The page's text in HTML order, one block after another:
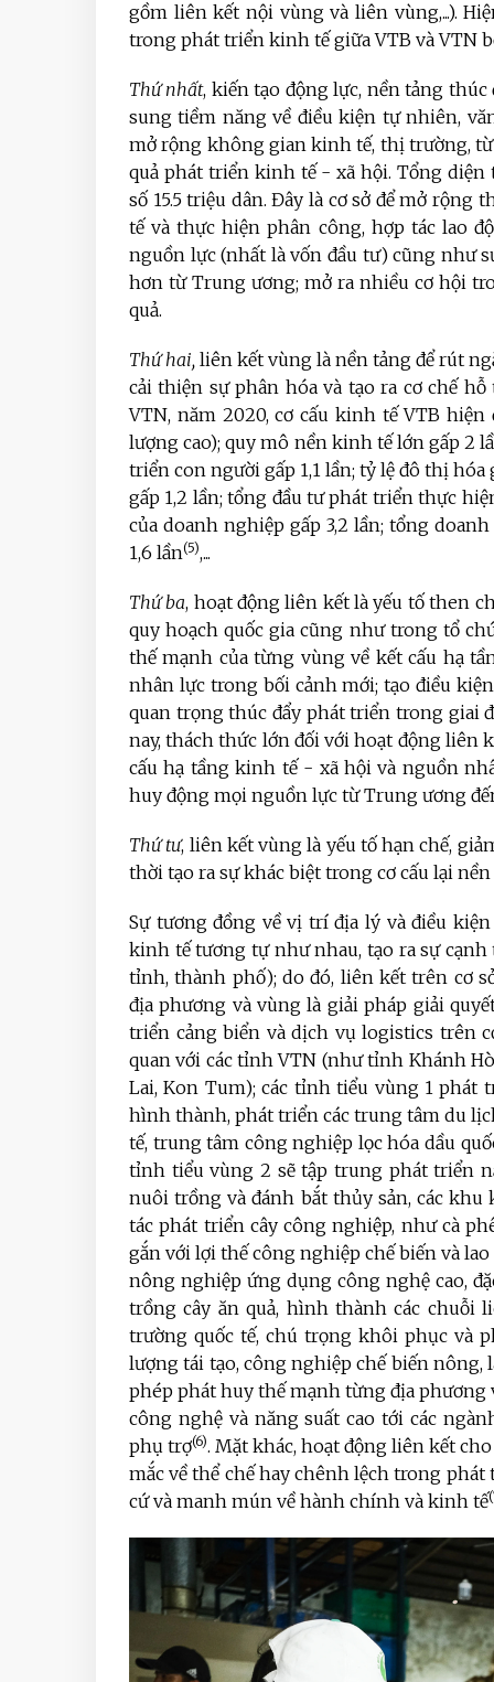
gồm liên kết nội vùng và liên vùng,...).
trong phát triển kinh tế giữa VTB và VTN
Thứ nhất, kiến tạo động lực, nền tảng
sung tiềm năng về điều kiện tự nhiên,
mở rộng không gian kinh tế, thị trường,
quả phát triển kinh tế - xã hội. Tổng
số 15.5 triệu dân. Đây là cơ sở để mở
tế và thực hiện phân công, hợp tác lao
nguồn lực (nhất là vốn đầu tư) cũng như
hơn từ Trung ương; mở ra nhiều cơ hội
quả.
Thứ hai, liên kết vùng là nền tảng để rút
cải thiện sự phân hóa và tạo ra cơ chế
VTN, năm 2020, cơ cấu kinh tế VTB
lượng cao); quy mô nền kinh tế lớn gấp 2
triển con người gấp 1,1 lần; tỷ lệ đô thị
gấp 1,2 lần; tổng đầu tư phát triển thực
của doanh nghiệp gấp 3,2 lần; tổng
1,6 lần(5),...
Thứ ba, hoạt động liên kết là yếu tố then
quy hoạch quốc gia cũng như trong tổ
thế mạnh của từng vùng về kết cấu hạ
nhân lực trong bối cảnh mới; tạo điều
quan trọng thúc đẩy phát triển trong giai
nay, thách thức lớn đối với hoạt động liên
cấu hạ tầng kinh tế - xã hội và nguồn
huy động mọi nguồn lực từ Trung ương
Thứ tư, liên kết vùng là yếu tố hạn chế,
thời tạo ra sự khác biệt trong cơ cấu lại
Sự tương đồng về vị trí địa lý và điều
kinh tế tương tự như nhau, tạo ra sự
tỉnh, thành phố); do đó, liên kết trên cơ
địa phương và vùng là giải pháp giải
triển cảng biển và dịch vụ logistics trên
quan với các tỉnh VTN (như tỉnh Khánh
Lai, Kon Tum); các tỉnh tiểu vùng 1
hình thành, phát triển các trung tâm du
tế, trung tâm công nghiệp lọc hóa dầu
tỉnh tiểu vùng 2 sẽ tập trung phát triển
nuôi trồng và đánh bắt thủy sản, các
tác phát triển cây công nghiệp, như cà
gắn với lợi thế công nghiệp chế biến và
nông nghiệp ứng dụng công nghệ cao,
trồng cây ăn quả, hình thành các chuỗi
trường quốc tế, chú trọng khôi phục và
lượng tái tạo, công nghiệp chế biến nông,
phép phát huy thế mạnh từng địa phương
công nghệ và năng suất cao tới các
phụ trợ(6). Mặt khác, hoạt động liên kết
mắc về thể chế hay chênh lệch trong
cứ và manh mún về hành chính và kinh tế